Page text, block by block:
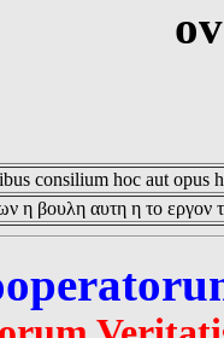
consilium hoc aut opus
η βουλη αυτη η το εργον